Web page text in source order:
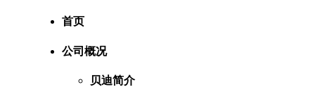
首页
公司概况
贝迪简介